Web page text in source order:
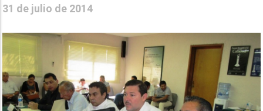
31 de julio de 2014